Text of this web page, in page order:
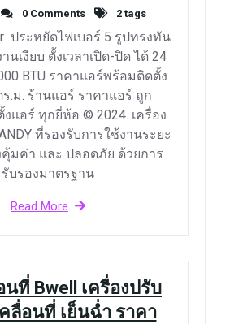
0 Comments 2 tags
ประหยัดไฟเบอร์ 5 รูปทรงทัน
นเงียบ ตั้งเวลาเปิด-ปิด ได้ 24
BTU ราคาแอร์พร้อมติดตั้ง
.ม. ร้านแอร์ ราคาแอร์ ถูก
แอร์ ทุกยี่ห้อ © 2024. เครื่อง
ที่รองรับการใช้งานระยะ
คุ้มค่า และ ปลอดภัย ด้วยการ
รับรองมาตรฐาน
Read More
นที่ Bwell เครื่องปรับ
ลื่อนที่ เย็นฉ่ำ ราคา